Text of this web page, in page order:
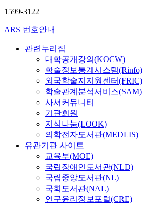
1599-3122
ARS 번호안내
관련누리집
대학공개강의(KOCW)
학술정보통계시스템(Rinfo)
외국학술지지원센터(FRIC)
학술관계분석서비스(SAM)
사서커뮤니티
기관회원
지식나눔(LOOK)
의학전자도서관(MEDLIS)
유관기관 사이트
교육부(MOE)
국립장애인도서관(NLD)
국립중앙도서관(NL)
국회도서관(NAL)
연구윤리정보포털(CRE)